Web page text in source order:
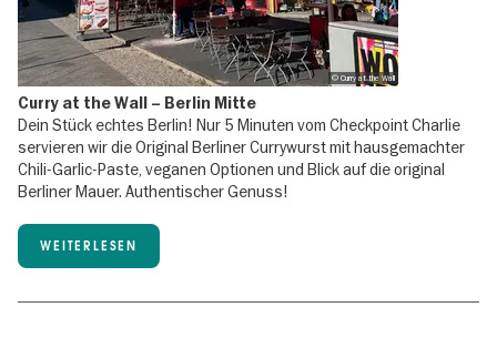
© Curry at the Wall
Curry at the Wall – Berlin Mitte
Dein Stück echtes Berlin! Nur 5 Minuten vom Checkpoint Charlie
servieren wir die Original Berliner Currywurst mit hausgemachter
Chili-Garlic-Paste, veganen Optionen und Blick auf die original
Berliner Mauer. Authentischer Genuss!
WEITERLESEN